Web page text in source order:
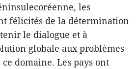
les
félicités de la détermination
le dialogue et à
globale aux problèmes
domaine. Les pays ont